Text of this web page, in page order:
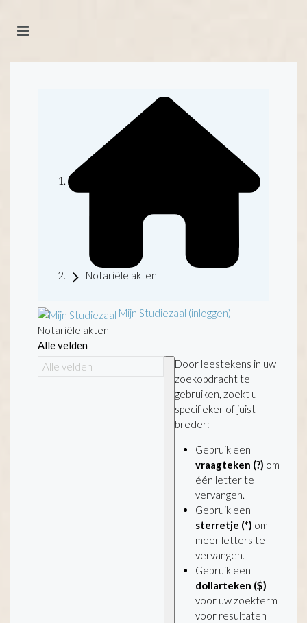
Notariële akten
Mijn Studiezaal (inloggen)
Notariële akten
Alle velden
Door leestekens in uw
zoekopdracht te
gebruiken, zoekt u
specifieker of juist
breder:
Gebruik een
vraagteken (?) om
één letter te
vervangen.
Gebruik een
sterretje (*) om
meer letters te
vervangen.
Gebruik een
dollarteken ($)
voor uw zoekterm
voor resultaten